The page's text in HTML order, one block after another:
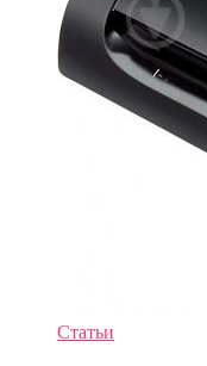
Статьи